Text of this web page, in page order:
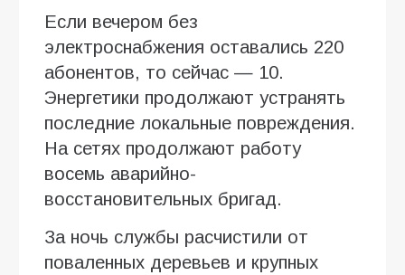
Если вечером без
электроснабжения оставались 220
абонентов, то сейчас — 10.
Энергетики продолжают устранять
последние локальные повреждения.
На сетях продолжают работу
восемь аварийно-
восстановительных бригад.
За ночь службы расчистили от
поваленных деревьев и крупных